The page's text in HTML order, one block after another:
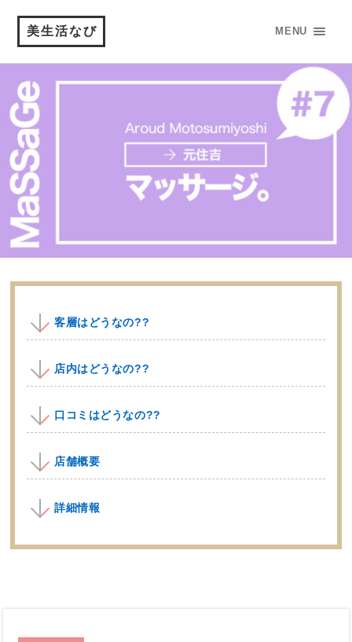
美生活なび MENU
客層はどうなの??
店内はどうなの??
口コミはどうなの??
店舗概要
詳細情報